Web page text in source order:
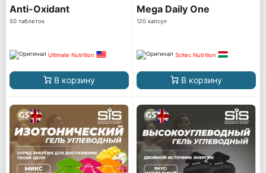
Anti-Oxidant
50 таблеток
Ultimate Nutrition
В корзину
Mega Daily One
120 капсул
Scitec Nutrition
В корзину